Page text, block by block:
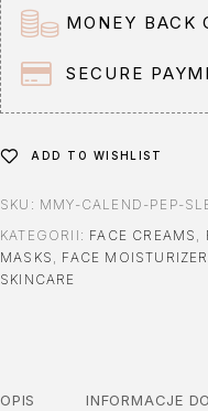
v
e
:
MONEY BACK
SECURE
ADD TO WISHLIST
SKU: MMY-CALEND-PEP-
KATEGORII: FACE CREAMS ,
MASKS , FACE
SKINCARE
OPIS INFORMACJE